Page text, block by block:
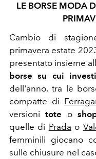
LE BORSE MODA
Cambio di
primavera estate
presentato insieme
borse su cui
dell'anno, tra le
compatte di
versionitote o
quelle di Prada o
femminili giocano
sulle chiusure nel